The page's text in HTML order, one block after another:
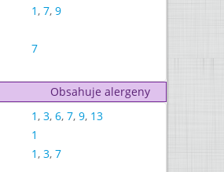
1, 7, 9
7
Obsahuje alergeny
1, 3, 6, 7, 9, 13
1
1, 3, 7